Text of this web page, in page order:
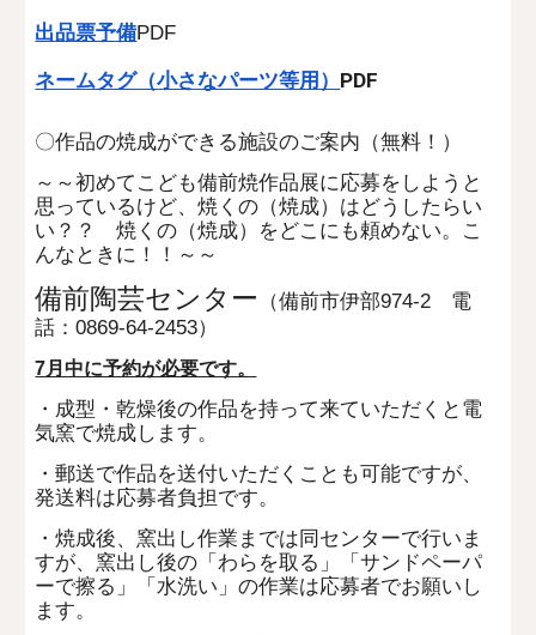
出品票予備PDF
ネームタグ（小さなパーツ等用） PDF
〇作品の焼成ができる施設のご案内（無料！）
～～初めてこども備前焼作品展に応募をしようと
思っているけど、焼くの（焼成）はどうしたらい
い？？
焼くの（焼成）をどこにも頼めない。こ
んなときに！！～～
備前陶芸センター
（備前市伊部974-2 電
話：0869-64-2453）
7月中に予約が必要です。
・ 成型・乾燥後の作品を持って来ていただくと電
気窯で焼成します。
・郵送で作品を送付いただくことも可能ですが、
発送料は応募者負担です。
・焼成後、窯出し作業までは同センターで行いま
すが、窯出し後の「わらを取る」「サンドペーパ
ーで擦る」「水洗い」の作業は応募者でお願いし
ます。